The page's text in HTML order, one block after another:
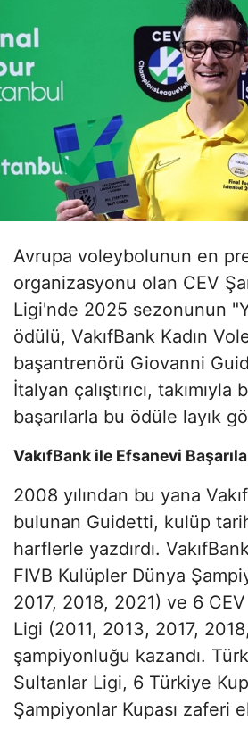
Avrupa voleybolunun en
organizasyonu olan CEV
Ligi'nde 2025 sezonunun
ödülü, VakıfBank Kadın
başantrenörü Giovanni
İtalyan çalıştırıcı,
başarılarla bu ödüle layık
VakıfBank ile Efsanevi
2008 yılından bu yana
bulunan Guidetti, kulüp
harflerle yazdırdı.
FIVB Kulüpler Dünya
2017, 2018, 2021) ve 6
Ligi (2011, 2013, 2017,
şampiyonluğu kazandı.
Sultanlar Ligi, 6 Türkiye
Şampiyonlar Kupası zaferi